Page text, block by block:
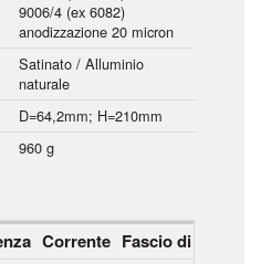
9006/4 (ex 6082)
anodizzazione 20 micron
Satinato / Alluminio
naturale
D=64,2mm; H=210mm
960 g
Corrente Fascio di luce